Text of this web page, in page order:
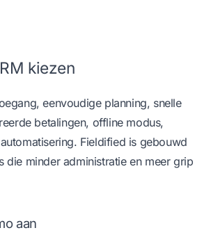
kiezen
eenvoudige planning, snelle
betalingen, offline modus,
Fieldified is gebouwd
die minder administratie en meer grip
aan